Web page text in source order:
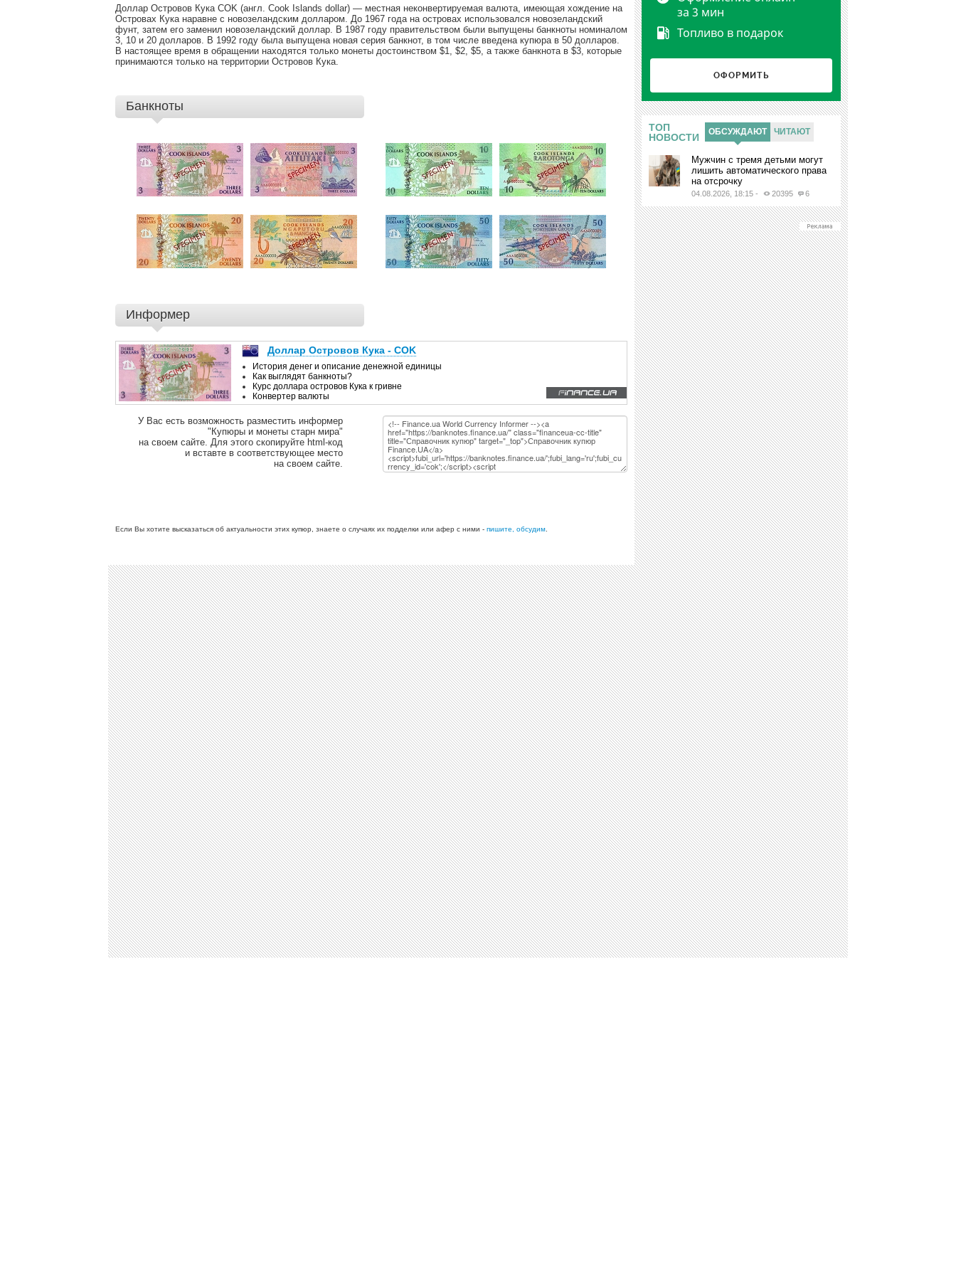
КУРСЫ МЕТАЛЛОВ
КРЕДИТАМ
РЕЙТИНГ ДЕБЕТОВЫХ КАРТ
ЕЖЕМЕСЯЧНЫЙ ОБЗОР
КЕШБЭКА
НЕСЧАСТНЫХ СЛУЧАЕВ
ПУТЕВОДИТЕЛИ ПО
СТРАХОВАНИЮ
ВСЕ СТРАХОВЫЕ ПОЛИСЫ
СТРАХОВЫЕ КОМПАНИИ
КОМПАНИЯХ
ДОСТАВКА И ОПЛАТА
Доллар Островов Кука COK (англ. Cook Islands dollar) — местная неконвертируемая валюта, имеющая хождение на
Островах Кука наравне с новозеландским долларом. До 1967 года на островах использовался новозеландский
фунт, затем его заменил новозеландский доллар. В 1987 году правительством были выпущены банкноты номиналом
3, 10 и 20 долларов. В 1992 году была выпущена новая серия банкнот, в том числе введена купюра в 50 долларов.
В настоящее время в обращении находятся только монеты достоинством $1, $2, $5, а также банкнота в $3, которые
принимаются только на территории Островов Кука.
Банкноты
Информер
У Вас есть возможность разместить информер
"Купюры и монеты старн мира"
на своем сайте. Для этого скопируйте html-код
и вставте в соответствующее место
на своем сайте.
Если Вы хотите высказаться об актуальности этих купюр, знаете о случаях их подделки или афер с ними - пишите, обсудим
за 3 мин
Топливо в подарок
ОФОРМИТЬ
ТОП
НОВОСТИ
ОБСУЖДАЮТ ЧИТАЮТ
Мужчин с тремя детьми могут
лишить автоматического права
на отсрочку
04.08.2026, 18:15 - 20395 6